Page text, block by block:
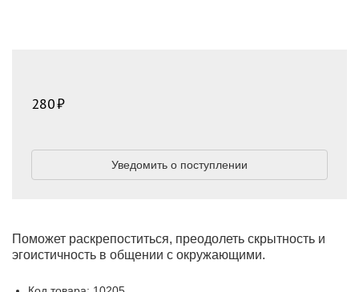
Поможет раскрепоститься, преодолеть скрытность и
эгоистичность в общении с окружающими.
280
Уведомить о поступлении